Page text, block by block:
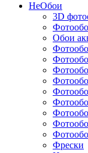
НеОбои
3D
Обои
Фрески